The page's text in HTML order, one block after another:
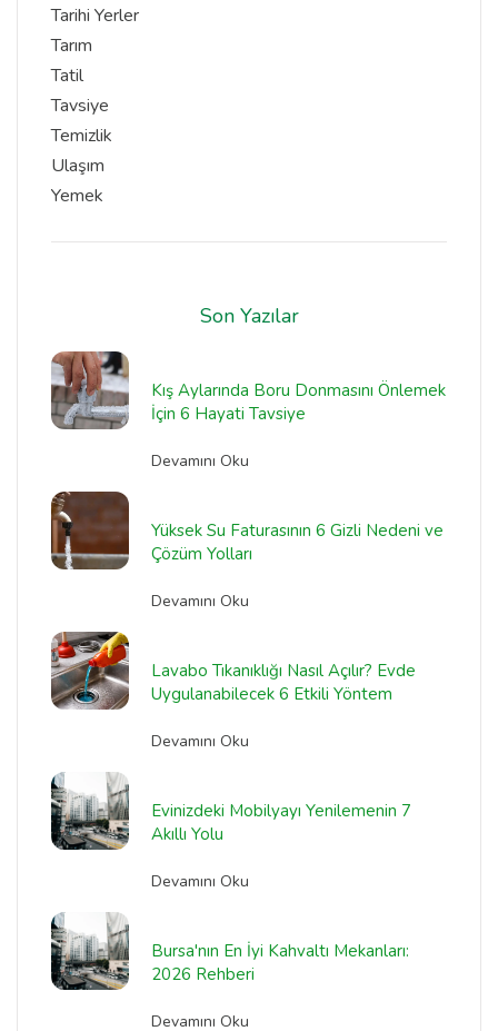
Tarihi Yerler
Tarım
Tatil
Tavsiye
Temizlik
Ulaşım
Yemek
Son Yazılar
Kış Aylarında Boru Donmasını Önlemek
İçin 6 Hayati Tavsiye
Devamını Oku
Yüksek Su Faturasının 6 Gizli Nedeni ve
Çözüm Yolları
Devamını Oku
Lavabo Tıkanıklığı Nasıl Açılır? Evde
Uygulanabilecek 6 Etkili Yöntem
Devamını Oku
Evinizdeki Mobilyayı Yenilemenin 7
Akıllı Yolu
Devamını Oku
Bursa'nın En İyi Kahvaltı Mekanları:
2026 Rehberi
Devamını Oku